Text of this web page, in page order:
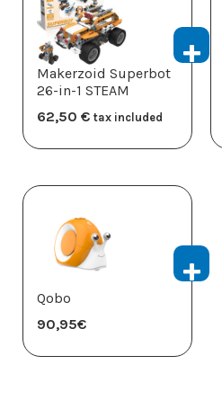
Makerzoid Superbot
26-in-1 STEAM
62,50 ​€ tax included
Qobo
90,95​€